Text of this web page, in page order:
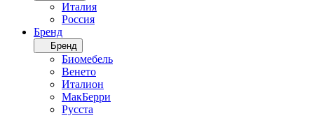
Италия
Россия
Бренд
Бренд
Биомебель
Венето
Италион
МакБерри
Русста